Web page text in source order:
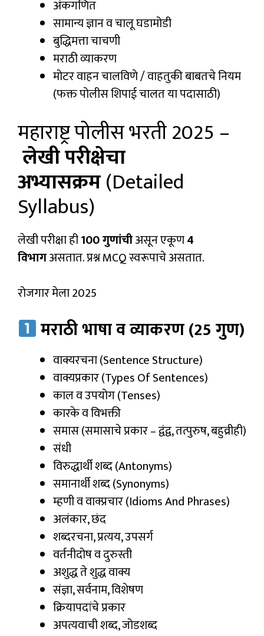
अंकगणित
सामान्य ज्ञान व चालू घडामोडी
बुद्धिमत्ता चाचणी
मराठी व्याकरण
मोटर वाहन चालविणे / वाहतुकी बाबतचे नियम
(फक्त पोलीस शिपाई चालत या पदासाठी)
महाराष्ट्र पोलीस भरती 2025 –
लेखी परीक्षेचा
अभ्यासक्रम(Detailed
Syllabus)
लेखी परीक्षा ही100 गुणांचीअसून एकूण4
विभागअसतात. प्रश्न MCQ स्वरूपाचे असतात.
रोजगार मेला 2025
मराठी भाषा व व्याकरण (25 गुण)
वाक्यरचना (Sentence Structure)
वाक्यप्रकार (Types Of Sentences)
काल व उपयोग (Tenses)
कारके व विभक्ती
समास (समासाचे प्रकार – द्वंद्व, तत्पुरुष, बहुव्रीही)
संधी
विरुद्धार्थी शब्द (Antonyms)
समानार्थी शब्द (Synonyms)
म्हणी व वाक्प्रचार (Idioms And Phrases)
अलंकार, छंद
शब्दरचना, प्रत्यय, उपसर्ग
वर्तनीदोष व दुरुस्ती
अशुद्ध ते शुद्ध वाक्य
संज्ञा, सर्वनाम, विशेषण
क्रियापदांचे प्रकार
अपत्यवाची शब्द, जोडशब्द